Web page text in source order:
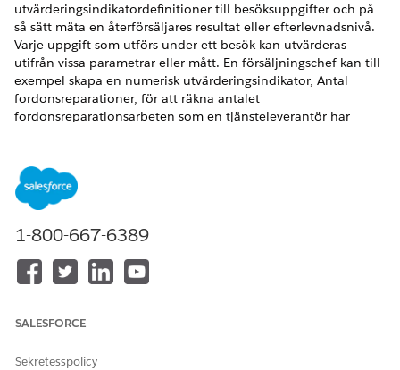
utvärderingsindikatordefinitioner till besöksuppgifter och på
så sätt mäta en återförsäljares resultat eller efterlevnadsnivå.
Varje uppgift som utförs under ett besök kan utvärderas
utifrån vissa parametrar eller mått. En försäljningschef kan till
exempel skapa en numerisk utvärderingsindikator, Antal
fordonsreparationer, för att räkna antalet
fordonsreparationsarbeten som en tjänsteleverantör har
återförsäljaren senast deltog i en produktkunskapsutbildning.
VERSIONER SOM KRÄVS
Tillgängliga i:Enterprise
ANVÄNDARBEHÖRIGHETER SOM KRÄVS FÖR ATT
bedömningsindikatorer:
1-800-667-6389
SALESFORCE
Sekretesspolicy